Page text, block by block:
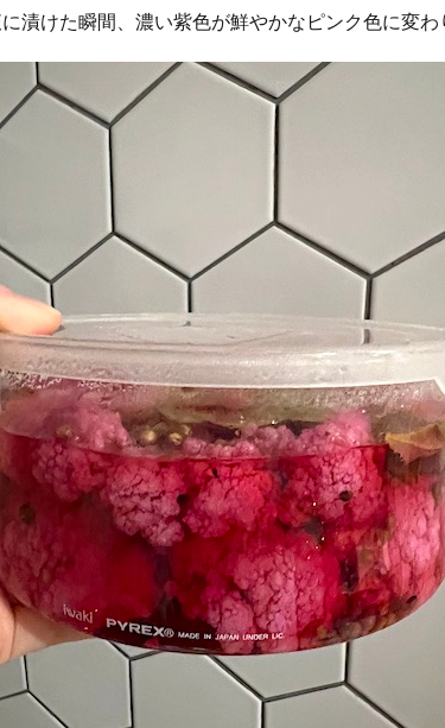
漬けた瞬間、濃い紫色が鮮やかなピンク色に変わ